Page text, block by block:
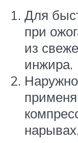
Для
при
из
инжира.